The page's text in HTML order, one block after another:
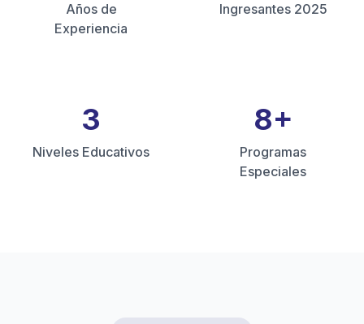
Años de
Experiencia
Ingresantes 2025
3
Niveles Educativos
8+
Programas
Especiales